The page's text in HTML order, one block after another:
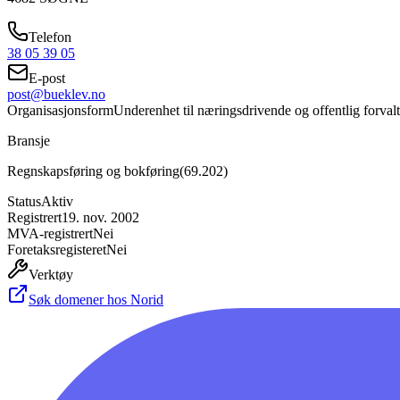
Telefon
38 05 39 05
E-post
post@bueklev.no
OrganisasjonsformUnderenhet til næringsdrivende og offentlig
Bransje
Regnskapsføring og bokføring(69.202)
StatusAktiv
Registrert19. nov. 2002
MVA-registrertNei
ForetaksregisteretNei
Verktøy
Søk domener hos Norid